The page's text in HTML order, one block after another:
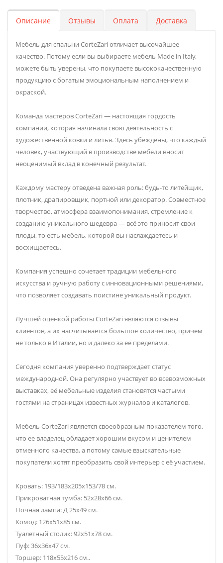
Описание Отзывы Оплата Доставка
Мебель для спальни CorteZari отличает высочайшее
качество. Потому если вы выбираете мебель Made in Italy,
можете быть уверены, что покупаете высококачественную
продукцию с богатым эмоциональным наполнением и
окраской.
Команда мастеров CorteZari — настоящая гордость
компании, которая начинала свою деятельность с
художественной ковки и литья. Здесь убеждены, что каждый
человек, участвующий в производстве мебели вносит
неоценимый вклад в конечный результат.
Каждому мастеру отведена важная роль: будь-то литейщик,
плотник, драпировщик, портной или декоратор. Совместное
творчество, атмосфера взаимопонимания, стремление к
созданию уникального шедевра — всё это приносит свои
плоды, то есть мебель, которой вы наслаждаетесь и
восхищаетесь.
Компания успешно сочетает традиции мебельного
искусства и ручную работу с инновационными решениями,
что позволяет создавать поистине уникальный продукт.
Лучшей оценкой работы CorteZari являются отзывы
клиентов, а их насчитывается большое количество, причём
не только в Италии, но и далеко за её пределами.
Сегодня компания уверенно подтверждает статус
международной. Она регулярно участвует во всевозможных
выставках, её мебельные изделия становятся частыми
гостями на страницах известных журналов и каталогов.
Мебель CorteZari является своеобразным показателем того,
что ее владелец обладает хорошим вкусом и ценителем
отменного качества, а потому самые взыскательные
покупатели хотят преобразить свой интерьер с её участием.
Кровать: 193/183х205х153/78 см.
Прикроватная тумба: 52х28х66 см.
Ночная лампа: Д 25х49 см.
Комод: 126х51х85 см.
Туалетный столик: 92х51х78 см.
Пуф: 36х36х47 см.
Торшер: 118х55х216 см..